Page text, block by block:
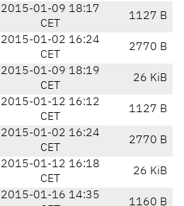
2015-01-09 18:17
CET
1127 B
2015-01-02 16:24
CET
2770 B
2015-01-09 18:19
CET
26 KiB
2015-01-12 16:12
CET
1127 B
2015-01-02 16:24
CET
2770 B
2015-01-12 16:18
CET
26 KiB
2015-01-16 14:35
1160 B